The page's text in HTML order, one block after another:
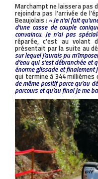
Marchampt ne laissera pas
rejoindra pas l’arrivée de
Beaujolais : « Je n’ai fait
d’une casse de couple
convaincu. Je n’ai pas
réparée, c’est au volant
présentait par la suite au
sur lequel j’aurais pu
d’eau qui s’est débranchée et
énorme glissade et finalement
qui termine à 344 millièmes
de même positif parce qu’au
parcours et qu’au final je me